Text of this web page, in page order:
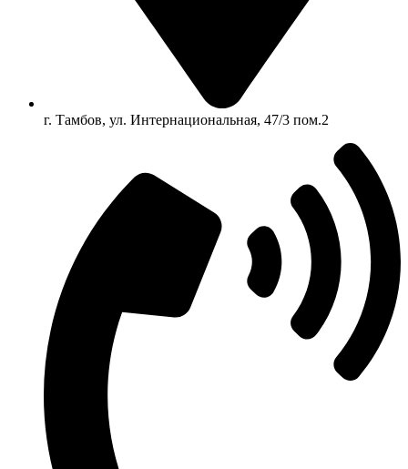
г. Тамбов, ул. Интернациональная, 47/3 пом.2